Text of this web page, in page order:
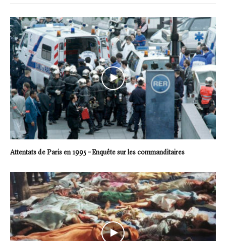
Attentats de Paris en 1995 – Enquête sur les commanditaires